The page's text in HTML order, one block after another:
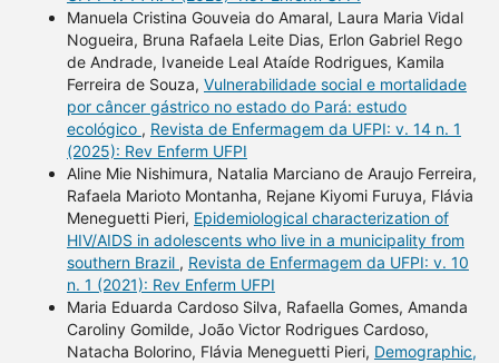
Manuela Cristina Gouveia do Amaral, Laura Maria Vidal
Nogueira, Bruna Rafaela Leite Dias, Erlon Gabriel Rego
de Andrade, Ivaneide Leal Ataíde Rodrigues, Kamila
Ferreira de Souza, Vulnerabilidade social e mortalidade
por câncer gástrico no estado do Pará: estudo
ecológico , Revista de Enfermagem da UFPI: v. 14 n. 1
(2025): Rev Enferm UFPI
Aline Mie Nishimura, Natalia Marciano de Araujo Ferreira,
Rafaela Marioto Montanha, Rejane Kiyomi Furuya, Flávia
Meneguetti Pieri, Epidemiological characterization of
HIV/AIDS in adolescents who live in a municipality from
southern Brazil , Revista de Enfermagem da UFPI: v. 10
n. 1 (2021): Rev Enferm UFPI
Maria Eduarda Cardoso Silva, Rafaella Gomes, Amanda
Caroliny Gomilde, João Victor Rodrigues Cardoso,
Natacha Bolorino, Flávia Meneguetti Pieri, Demographic,